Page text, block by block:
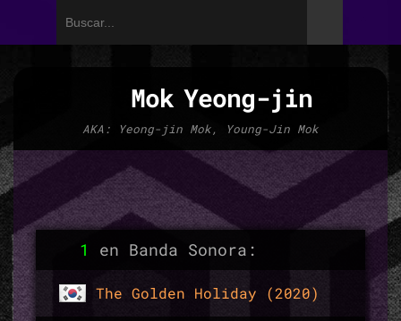
Mok Yeong-jin
AKA: Yeong-jin Mok, Young-Jin Mok
1 en Banda Sonora:
The Golden Holiday (2020)